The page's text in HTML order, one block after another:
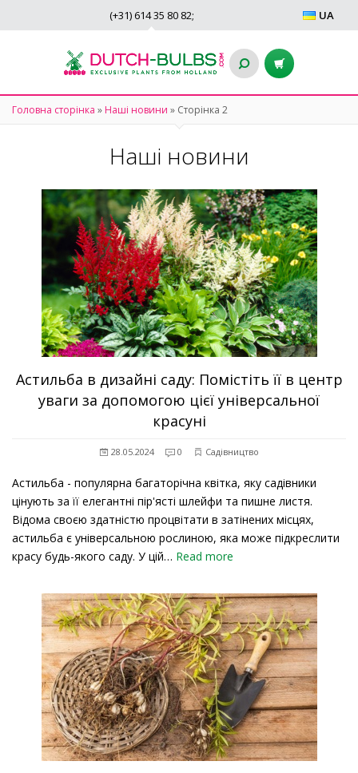
UA
(+31) 614 35 80 82;
Головна сторінка » Наші новини » Сторінка 2
Наші новини
Астильба в дизайні саду: Помістіть її в центр
уваги за допомогою цієї універсальної
красуні
28.05.2024 0 Садівництво
Астильба - популярна багаторічна квітка, яку садівники
цінують за її елегантні пір'ясті шлейфи та пишне листя.
Відома своєю здатністю процвітати в затінених місцях,
астильба є універсальною рослиною, яка може підкреслити
красу будь-якого саду. У цій… Read more